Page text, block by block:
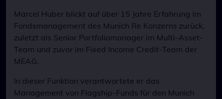
Marcel Huber blickt auf über 15 Jahre Erfahrung im
Fondsmanagement des Munich Re Konzerns zurück,
zuletzt als Senior Portfoliomanager im Multi-Asset-
Team und zuvor im Fixed Income Credit-Team der
MEAG.
In dieser Funktion verantwortete er das
Management von Flagship-Funds für den Munich